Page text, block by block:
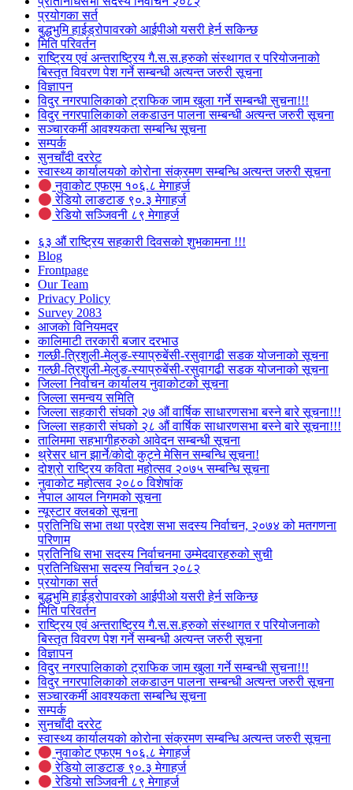
प्रयोगका सर्त
बुद्धभुमि हाईड्रोपावरको आईपीओ यसरी हेर्न सकिन्छ
मिति परिवर्तन
राष्ट्रिय एवं अन्तराष्ट्रिय गै.स.स.हरुको संस्थागत र परियोजनाको
बिस्तृत विवरण पेश गर्ने सम्बन्धी अत्यन्त जरुरी सूचना
विज्ञापन
विदुर नगरपालिकाको ट्राफिक जाम खुला गर्ने सम्बन्धी सुचना!!!
विदुर नगरपालिकाको लकडाउन पालना सम्बन्धी अत्यन्त जरुरी सूचना
सञ्चारकर्मी आवश्यकता सम्बन्धि सूचना
सम्पर्क
सुनचाँदी दररेट
स्वास्थ्य कार्यालयको कोरोना संक्रमण सम्बन्धि अत्यन्त जरुरी सूचना
नुवाकोट एफएम १०६.८ मेगाहर्ज
रेडियो लाङटाङ ९०.३ मेगाहर्ज
रेडियो सञ्जिवनी ८९ मेगाहर्ज
६३ औं राष्ट्रिय सहकारी दिवसको शुभकामना !!!
Blog
Frontpage
Our Team
Privacy Policy
Survey 2083
आजकाे विनियमदर
कालिमाटी तरकारी बजार दरभाउ
गल्छी-त्रिशुली-मेलुङ-स्याप्रुबेंसी-रसुवागढी सडक योजनाको सूचना
गल्छी-त्रिशुली-मेलुङ-स्याप्रुबेंसी-रसुवागढी सडक योजनाको सूचना
जिल्ला निर्वाचन कार्यालय नुवाकोटको सूचना
जिल्ला समन्वय समिति
जिल्ला सहकारी संघको २७ औं वार्षिक साधारणसभा बस्ने बारे सूचना!!!
जिल्ला सहकारी संघको २८ औं वार्षिक साधारणसभा बस्ने बारे सूचना!!!
तालिममा सहभागीहरुको आवेदन सम्बन्धी सूचना
थ्रेसर धान झार्ने/काेदाे कुट्ने मेसिन सम्बन्धि सूचना!
दोश्रो राष्ट्रिय कविता महोत्सव २०७५ सम्बन्धि सूचना
नुवाकोट महोत्सव २०८० विशेषांक
नेपाल आयल निगमको सूचना
न्यूस्टार क्लबको सूचना
प्रतिनिधि सभा तथा प्रदेश सभा सदस्य निर्वाचन, २०७४ को मतगणना
परिणाम
प्रतिनिधि सभा सदस्य निर्वाचनमा उम्मेदवारहरुको सुची
प्रतिनिधिसभा सदस्य निर्वाचन २०८२
प्रयोगका सर्त
बुद्धभुमि हाईड्रोपावरको आईपीओ यसरी हेर्न सकिन्छ
मिति परिवर्तन
राष्ट्रिय एवं अन्तराष्ट्रिय गै.स.स.हरुको संस्थागत र परियोजनाको
बिस्तृत विवरण पेश गर्ने सम्बन्धी अत्यन्त जरुरी सूचना
विज्ञापन
विदुर नगरपालिकाको ट्राफिक जाम खुला गर्ने सम्बन्धी सुचना!!!
विदुर नगरपालिकाको लकडाउन पालना सम्बन्धी अत्यन्त जरुरी सूचना
सञ्चारकर्मी आवश्यकता सम्बन्धि सूचना
सम्पर्क
सुनचाँदी दररेट
स्वास्थ्य कार्यालयको कोरोना संक्रमण सम्बन्धि अत्यन्त जरुरी सूचना
नुवाकोट एफएम १०६.८ मेगाहर्ज
रेडियो लाङटाङ ९०.३ मेगाहर्ज
रेडियो सञ्जिवनी ८९ मेगाहर्ज